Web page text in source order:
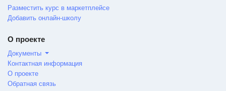
Разместить курс в маркетплейсе
Добавить онлайн-школу
О проекте
Документы
Контактная информация
О проекте
Обратная связь